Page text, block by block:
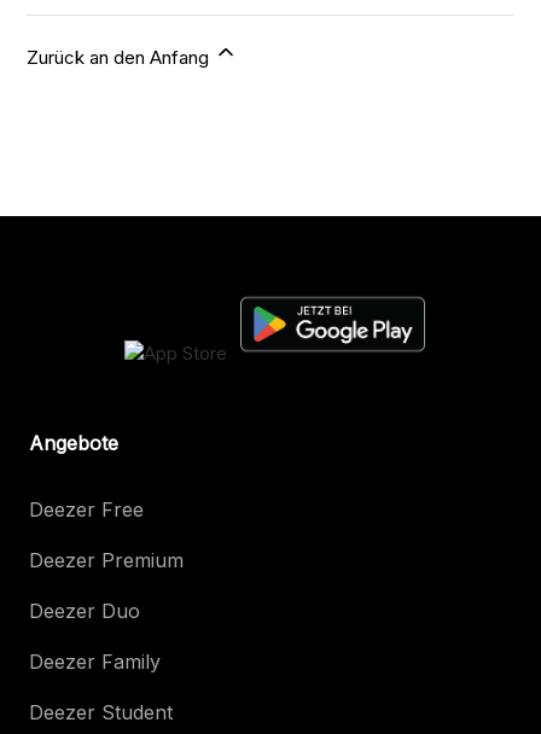
Zurück an den Anfang
Angebote
Deezer Free
Deezer Premium
Deezer Duo
Deezer Family
Deezer Student